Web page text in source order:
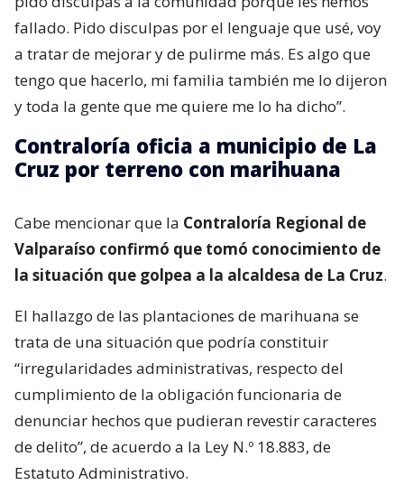
fallado. Pido disculpas por el lenguaje que usé, voy
a tratar de mejorar y de pulirme más. Es algo que
tengo que hacerlo, mi familia también me lo dijeron
y toda la gente que me quiere me lo ha dicho”.
Contraloría oficia a municipio de La
Cruz por terreno con marihuana
Cabe mencionar que la Contraloría Regional de
Valparaíso confirmó que tomó conocimiento de
la situación que golpea a la alcaldesa de La Cruz.
El hallazgo de las plantaciones de marihuana se
trata de una situación que podría constituir
“irregularidades administrativas, respecto del
cumplimiento de la obligación funcionaria de
denunciar hechos que pudieran revestir caracteres
de delito”, de acuerdo a la Ley N.º 18.883, de
Estatuto Administrativo.